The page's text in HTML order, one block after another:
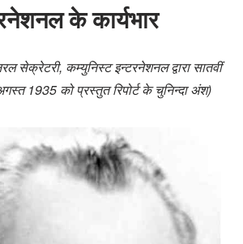
के कार्यभार
सेक्रेटरी, कम्युनिस्ट इन्टरनेशनल द्वारा सातवीं
1935 को प्रस्तुत रिपोर्ट के चुनिन्दा अंश)